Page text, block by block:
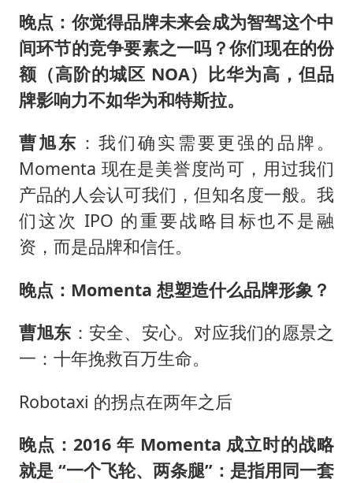
晚点：你觉得品牌未来会成为智驾这个中
间环节的竞争要素之一吗？你们现在的份
额（高阶的城区 NOA）比华为高，但品
牌影响力不如华为和特斯拉。
曹旭东 ：我们确实需要更强的品牌。
Momenta 现在是美誉度尚可，用过我们
产品的人会认可我们，但知名度一般。我
们这次 IPO 的重要战略目标也不是融
资，而是品牌和信任。
晚点：Momenta 想塑造什么品牌形象？
曹旭东 ：安全、安心。对应我们的愿景之
一：十年挽救百万生命。
Robotaxi 的拐点在两年之后
晚点：2016 年 Momenta 成立时的战略
就是 “一个飞轮、两条腿”：是指用同一套